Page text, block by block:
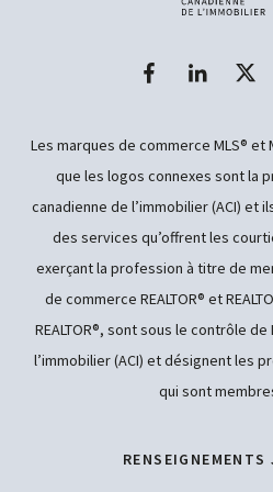
Les marques de commerce MLS® et
que les logos connexes sont la
canadienne de l’immobilier (ACI) et
des services qu’offrent les
exerçant la profession à titre de
de commerce REALTOR® et
REALTOR®, sont sous le contrôle
l’immobilier (ACI) et désignent les
qui sont